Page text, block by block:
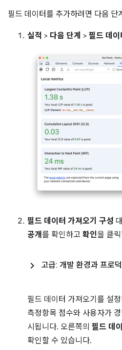
필드 데이터를 추가하려면 다음 단
실적 > 다음 단계 > 필드 데이
필드 데이터 가져오기 구성
공개를 확인하고 확인을 클
고급: 개발 환경과 프로
필드 데이터 가져오기를 설정
측정항목 점수와 사용자가
시됩니다. 오른쪽의 필드 데
확인할 수 있습니다.